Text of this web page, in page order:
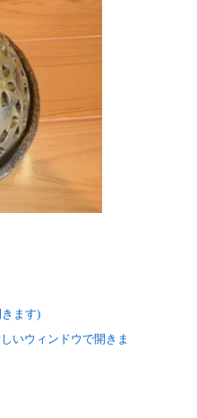
ます)
いウィンドウで開きま